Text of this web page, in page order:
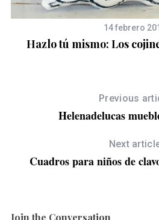
14 febrero
Hazlo tú mismo: Los
Previous
Helenadelucas
Next
Cuadros para niños de
Join the Conversation